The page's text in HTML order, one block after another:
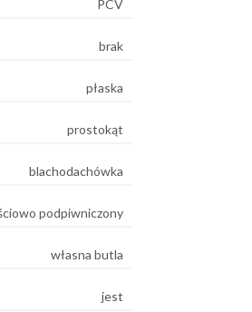
PCV
brak
płaska
prostokąt
blachodachówka
podpiwniczony
własna butla
jest